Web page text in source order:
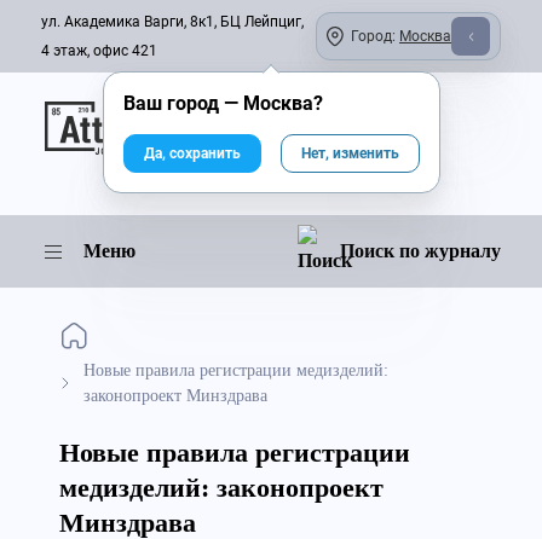
ул. Академика Варги, 8к1, БЦ Лейпциг,
4 этаж, офис 421
Город: Москва
Онлайн-журнал
Меню Поиск по журналу
Новые правила регистрации медизделий:
законопроект Минздрава
Новые правила регистрации
медизделий: законопроект
Минздрава
Ваш город — Москва?
Да, сохранить Нет, изменить